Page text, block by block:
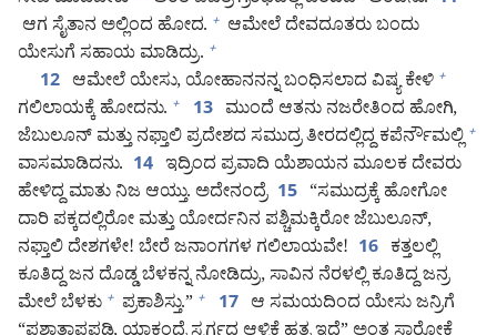
ಆಗ ಸೈತಾನ ಅಲ್ಲಿಂದ ಹೋದ. + ಆಮೇಲೆ ದೇವದೂತರು ಬಂದು
ಯೇಸುಗೆ ಸಹಾಯ ಮಾಡಿದ್ರು. +
12 ಆಮೇಲೆ ಯೇಸು, ಯೋಹಾನನನ್ನ ಬಂಧಿಸಲಾದ ವಿಷ್ಯ ಕೇಳಿ +
ಗಲಿಲಾಯಕ್ಕೆ ಹೋದನು. + 13 ಮುಂದೆ ಆತನು ನಜರೇತಿಂದ ಹೋಗಿ,
ಜೆಬುಲೂನ್‌ ಮತ್ತು ನಫ್ತಾಲಿ ಪ್ರದೇಶದ ಸಮುದ್ರ ತೀರದಲ್ಲಿದ್ದ ಕಪೆರ್ನೌಮಲ್ಲಿ +
ವಾಸಮಾಡಿದನು. 14 ಇದ್ರಿಂದ ಪ್ರವಾದಿ ಯೆಶಾಯನ ಮೂಲಕ ದೇವರು
ಹೇಳಿದ್ದ ಮಾತು ನಿಜ ಆಯ್ತು. ಅದೇನಂದ್ರೆ 15 “ಸಮುದ್ರಕ್ಕೆ ಹೋಗೋ
ದಾರಿ ಪಕ್ಕದಲ್ಲಿರೋ ಮತ್ತು ಯೋರ್ದನಿನ ಪಶ್ಚಿಮಕ್ಕಿರೋ ಜೆಬುಲೂನ್‌,
ನಫ್ತಾಲಿ ದೇಶಗಳೇ! ಬೇರೆ ಜನಾಂಗಗಳ ಗಲಿಲಾಯವೇ! 16 ಕತ್ತಲಲ್ಲಿ
ಕೂತಿದ್ದ ಜನ ದೊಡ್ಡ ಬೆಳಕನ್ನ ನೋಡಿದ್ರು, ಸಾವಿನ ನೆರಳಲ್ಲಿ ಕೂತಿದ್ದ ಜನ್ರ
ಮೇಲೆ ಬೆಳಕು + ಪ್ರಕಾಶಿಸ್ತು.” + 17 ಆ ಸಮಯದಿಂದ ಯೇಸು ಜನ್ರಿಗೆ